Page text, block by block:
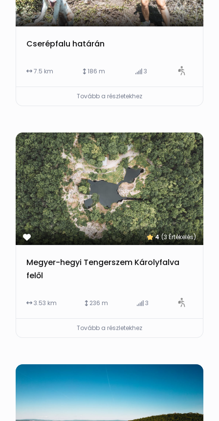
Cserépfalu határán
7.5 km 186 m 3
Tovább a részletekhez
4 (3 Értékelés)
Megyer-hegyi Tengerszem Károlyfalva
felől
3.53 km 236 m 3
Tovább a részletekhez